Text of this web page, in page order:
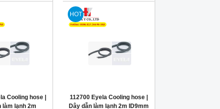
Cooling hose |
làm lạnh 2m
HOT
112700 Eyela Cooling hose |
Dây dẫn làm lạnh 2m ID9mm